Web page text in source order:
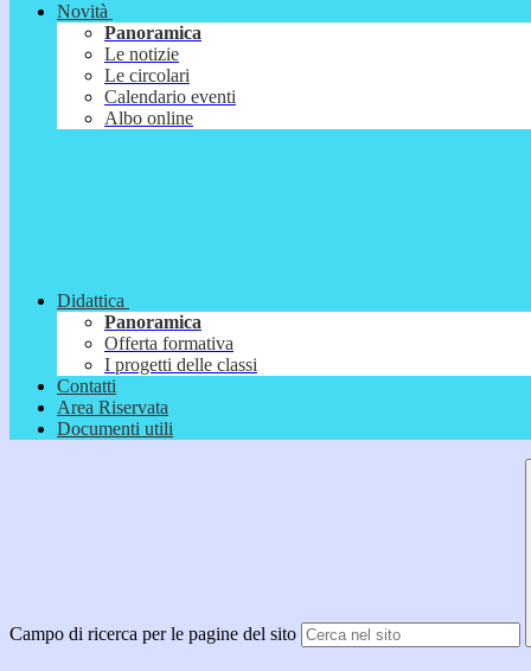
Novità
Panoramica
Le notizie
Le circolari
Calendario eventi
Albo online
Didattica
Panoramica
Offerta formativa
I progetti delle classi
Contatti
Area Riservata
Documenti utili
Campo di ricerca per le pagine del sito